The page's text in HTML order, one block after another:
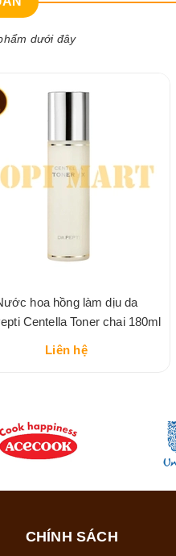
dưới đây
hoa hồng làm dịu da
Centella Toner chai 180ml
Liên hệ
CHÍNH SÁCH